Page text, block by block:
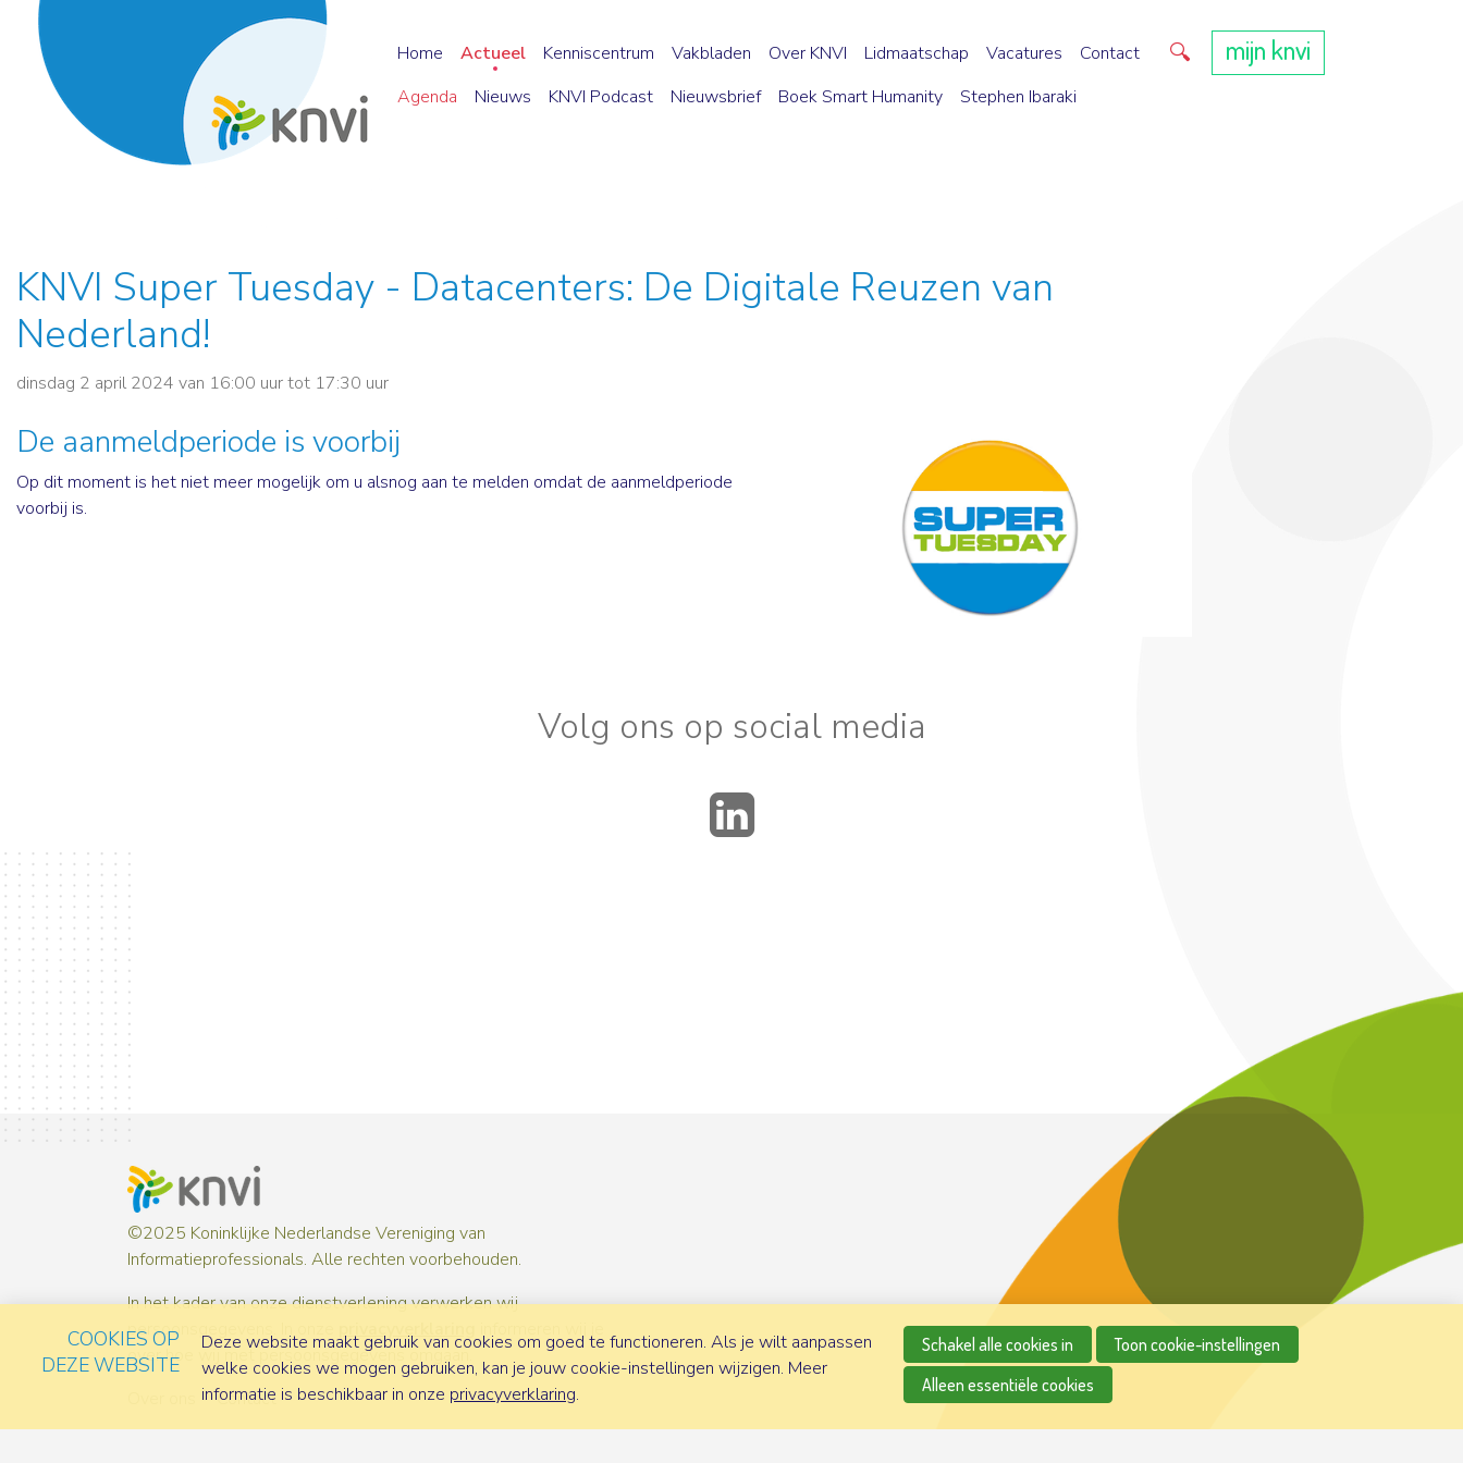
Home
Actueel
Agenda
Nieuws KNVI Podcast Nieuwsbrief Boek Smart Humanity Stephen Ibaraki
Kenniscentrum Vakbladen Over KNVI Lidmaatschap Vacatures Contact Direct zoeken
mijn knvi
KNVI Super Tuesday - Datacenters: De Digitale Reuzen van
Nederland!
dinsdag 2 april 2024 van 16:00 uur tot 17:30 uur
De aanmeldperiode is voorbij
Op dit moment is het niet meer mogelijk om u alsnog aan te melden omdat de aanmeldperiode
voorbij is.
Volg ons op social media
©2025 Koninklijke Nederlandse Vereniging van
Informatieprofessionals. Alle rechten voorbehouden.
In het kader van onze dienstverlening verwerken wij
persoonsgegevens. In onze
over hoe wij met persoonsgegevens omgaan.
Contact
COOKIES OP
DEZE WEBSITE
Deze website maakt gebruik van cookies om goed te functioneren. Als je wilt aanpassen
welke cookies we mogen gebruiken, kan je jouw cookie-instellingen wijzigen. Meer
informatie is beschikbaar in onze privacyverklaring.
Schakel alle cookies in
Toon cookie-instellingen
Alleen essentiële cookies